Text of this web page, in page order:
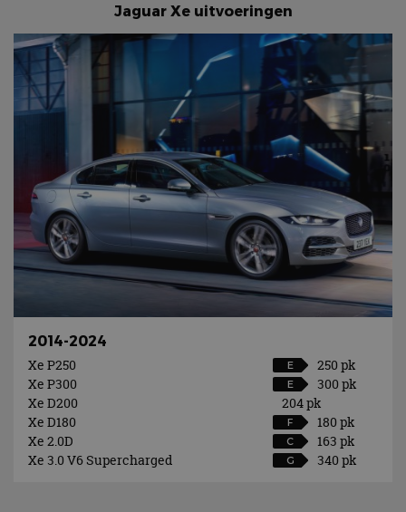
Jaguar Xe uitvoeringen
2014-2024
Xe P250
E
250 pk
Xe P300
E
300 pk
Xe D200
204 pk
Xe D180
F
180 pk
Xe 2.0D
C
163 pk
Xe 3.0 V6 Supercharged
G 340 pk